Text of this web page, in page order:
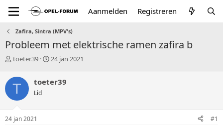
Aanmelden Registreren
Zafira, Sintra (MPV's)
Probleem met elektrische ramen zafira b
T
p
i
s
a
toeter39
S
r
a
24 jan 2021
T toeter39
Lid
24 jan 2021 #1